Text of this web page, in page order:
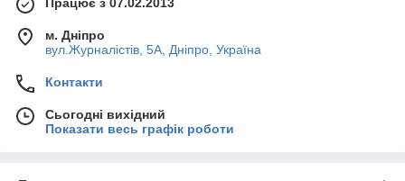
Працює з 07.02.2013
м. Дніпро
вул.Журналістів, 5А, Дніпро, Україна
Контакти
Сьогодні вихідний
Показати весь графік роботи